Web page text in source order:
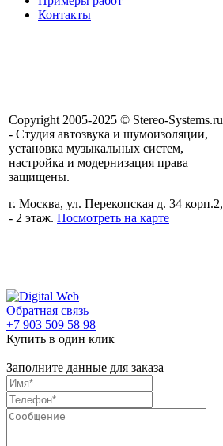
Контакты
Copyright 2005-2025 © Stereo-Systems.ru
- Студия автозвука и шумоизоляции,
установка музыкальных систем,
настройка и модернизация права
защищены.
г. Москва, ул. Перекопская д. 34 корп.2,
- 2 этаж. Посмотреть на карте
Обратная связь
+7 903 509 58 98
Купить в один клик
Заполните данные для заказа